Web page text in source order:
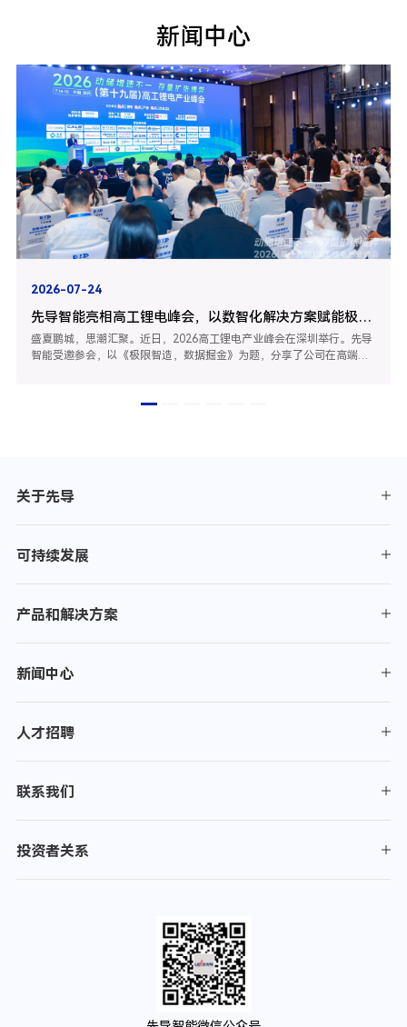
新闻中心
2026-07-24
先导智能亮相高工锂电峰会，以数智化解决方案赋能极限智造
盛夏鹏城，思潮汇聚。近日，2026高工锂电产业峰会在深圳举行。先导
智能受邀参会，以《极限智造，数据掘金》为题，分享了公司在高端锂
持续扩张，锂电制造正式迈入TWh时代。据高工预测，2026年...
关于先导
可持续发展
产品和解决方案
新闻中心
人才招聘
联系我们
投资者关系